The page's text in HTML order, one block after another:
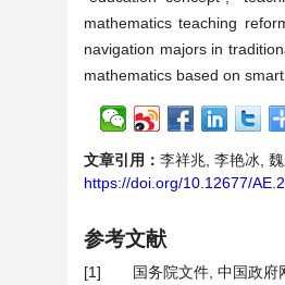
mathematics teaching
navigation majors in
mathematics based on smart
文章引用： 李祥兆, 李艳冰,
https://doi.org/10.12677/
参考文献
[1]
国务院文件, 中国政府